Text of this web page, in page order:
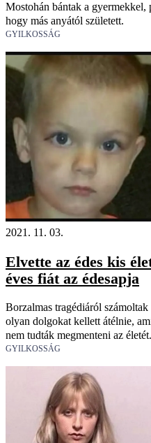
Mostohán bántak a gyermekkel,
hogy más anyától született.
GYILKOSSÁG
2021. 11. 03.
Elvette az édes kis
éves fiát az édesapja
Borzalmas tragédiáról
olyan dolgokat kellett átélnie,
nem tudták megmenteni az életét.
GYILKOSSÁG